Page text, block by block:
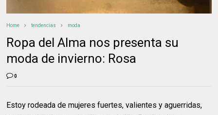
Home tendencias moda
Ropa del Alma nos presenta su
moda de invierno: Rosa
0
Estoy rodeada de mujeres fuertes, valientes y aguerridas,